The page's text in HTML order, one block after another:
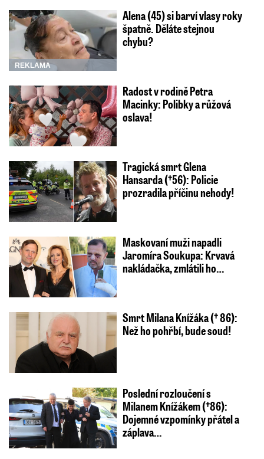
REKLAMA
Alena (45) si barví vlasy roky
špatně. Děláte stejnou
chybu?
Radost v rodině Petra
Macinky: Polibky a růžová
oslava!
Tragická smrt Glena
Hansarda (†56): Policie
prozradila příčinu nehody!
Maskovaní muži napadli
Jaromíra Soukupa: Krvavá
nakládačka, zmlátili ho…
Smrt Milana Knížáka († 86):
Než ho pohřbí, bude soud!
Poslední rozloučení s
Milanem Knížákem (†86):
Dojemné vzpomínky přátel a
záplava…